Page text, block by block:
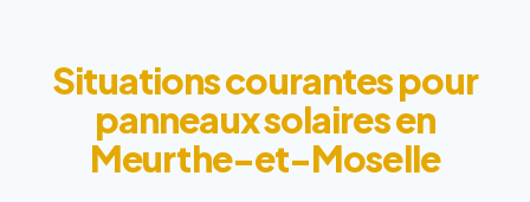
Situations courantes pour
panneaux solaires en
Meurthe-et-Moselle